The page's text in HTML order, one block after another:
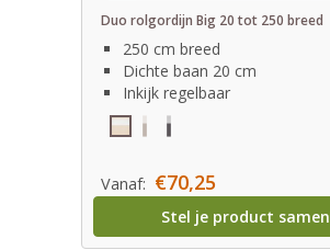
Duo rolgordijn Big 20 tot 250 breed
250 cm breed
Dichte baan 20 cm
Inkijk regelbaar
Vanaf: €70,25
Stel je product samen